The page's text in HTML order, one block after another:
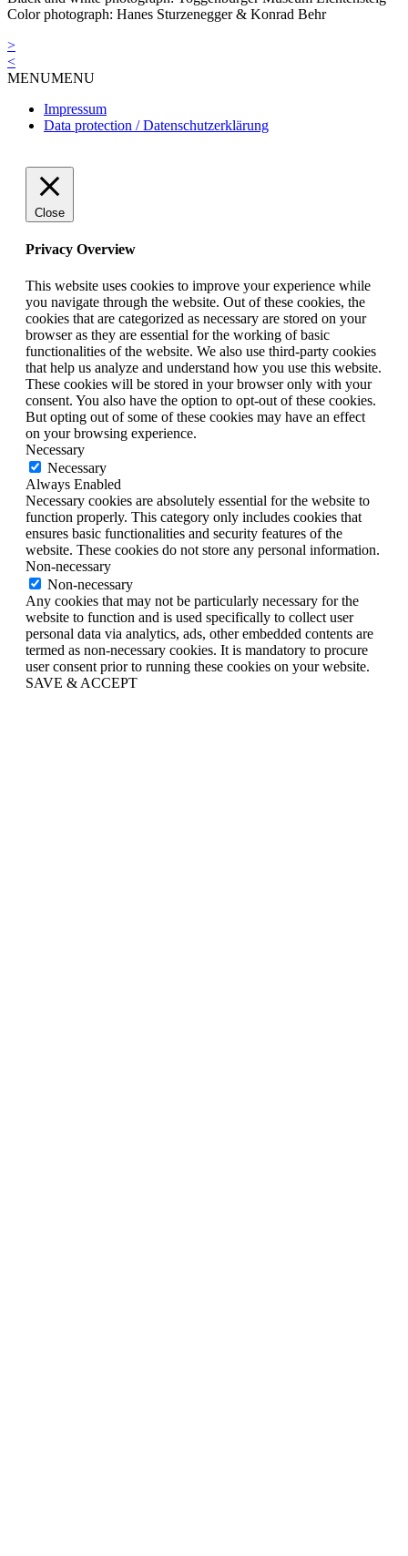
Color photograph: Hanes Sturzenegger & Konrad Behr
Post
navigation
>
<
MENUMENU
Impressum
Data protection / Datenschutzerklärung
Close
Privacy Overview
This website uses cookies to improve your experience while
you navigate through the website. Out of these cookies, the
cookies that are categorized as necessary are stored on your
browser as they are essential for the working of basic
functionalities of the website. We also use third-party cookies
that help us analyze and understand how you use this website.
These cookies will be stored in your browser only with your
consent. You also have the option to opt-out of these cookies.
But opting out of some of these cookies may have an effect
on your browsing experience.
Necessary
Necessary
Always Enabled
Necessary cookies are absolutely essential for the website to
function properly. This category only includes cookies that
ensures basic functionalities and security features of the
website. These cookies do not store any personal information.
Non-necessary
Non-necessary
Any cookies that may not be particularly necessary for the
website to function and is used specifically to collect user
personal data via analytics, ads, other embedded contents are
termed as non-necessary cookies. It is mandatory to procure
user consent prior to running these cookies on your website.
SAVE & ACCEPT